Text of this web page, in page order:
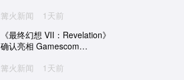
篝火新闻
1天前
《最终幻想 VII：Revelation》
确认亮相 Gamescom
篝火新闻
1天前